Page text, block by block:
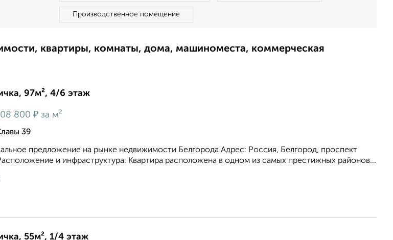
Производственное помещение
квартиры, комнаты, дома, машиноместа, коммерческая
97м², 4/6 этаж
800 ₽ за м²
39
предложение на рынке недвижимости Белгорода Адрес: Россия, Белгород, проспект
и инфраструктура: Квартира расположена в одном из самых престижных районов...
55м², 1/4 этаж